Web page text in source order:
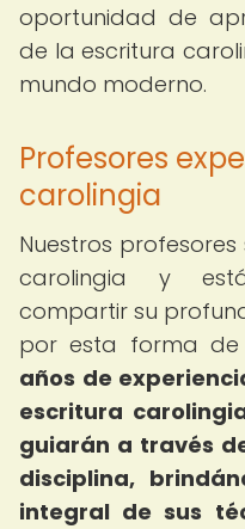
oportunidad de
de la escritura
mundo moderno.
Profesores
carolingia
Nuestros
carolingia y
compartir su
por esta forma de
años de
escritura
guiarán a través
disciplina,
integral de sus